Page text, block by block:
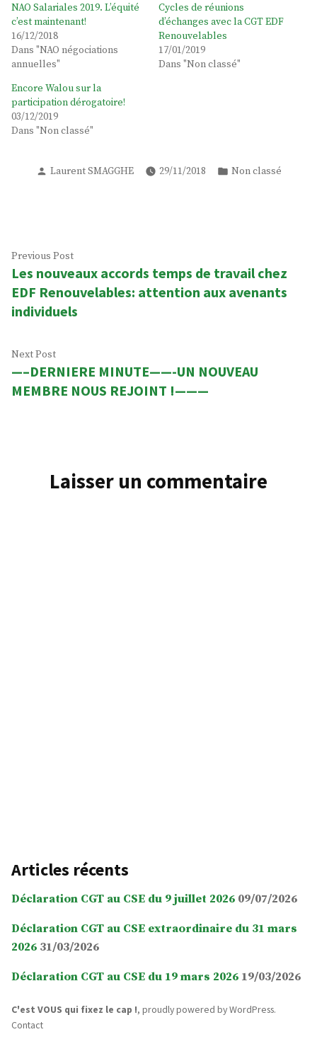
NAO Salariales 2019. L’équité
c’est maintenant!
16/12/2018
Dans "NAO négociations
annuelles"
Cycles de réunions
d’échanges avec la CGT EDF
Renouvelables
17/01/2019
Dans "Non classé"
Encore Walou sur la
participation dérogatoire!
03/12/2019
Dans "Non classé"
Posted
Laurent SMAGGHE 29/11/2018
Posted
Non classé
Navigation
de
l’article
Previous PostPrevious
post:
Les nouveaux accords temps de travail chez
EDF Renouvelables: attention aux avenants
individuels
Next PostNext
post:
—–DERNIERE MINUTE——-UN NOUVEAU
MEMBRE NOUS REJOINT !———
Laisser un commentaire
Articles récents
Déclaration CGT au CSE du 9 juillet 2026 09/07/2026
Déclaration CGT au CSE extraordinaire du 31 mars
2026 31/03/2026
Déclaration CGT au CSE du 19 mars 2026 19/03/2026
C'est VOUS qui fixez le cap !, proudly powered by WordPress.
Contact